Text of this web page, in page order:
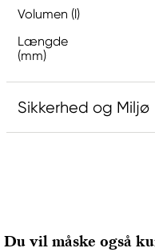
Volumen (l)
Længde
(mm)
Sikkerhed og Miljø
7311 PD Apeldoorn,
Du vil måske også